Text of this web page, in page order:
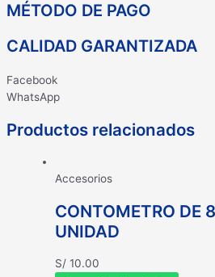
MÉTODO DE PAGO
CALIDAD GARANTIZADA
Facebook
WhatsApp
Productos relacionados
Accesorios
CONTOMETRO DE
UNIDAD
S/ 10.00